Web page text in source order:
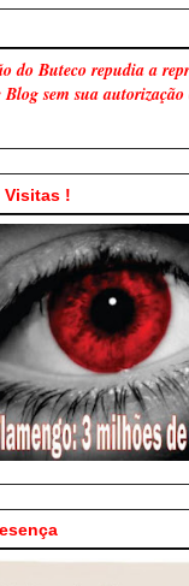
do Buteco repudia a
Blog sem sua
Visitas !